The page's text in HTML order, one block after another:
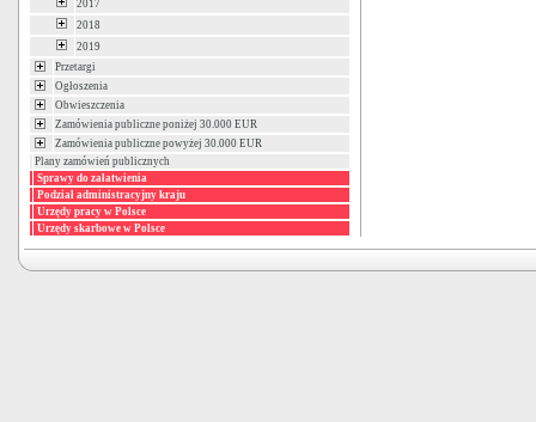
2017
2018
2019
Przetargi
Ogłoszenia
Obwieszczenia
Zamówienia publiczne poniżej 30.000 EUR
Zamówienia publiczne powyżej 30.000 EUR
Plany zamówień publicznych
Sprawy do załatwienia
Podział administracyjny kraju
Urzędy pracy w Polsce
Urzędy skarbowe w Polsce